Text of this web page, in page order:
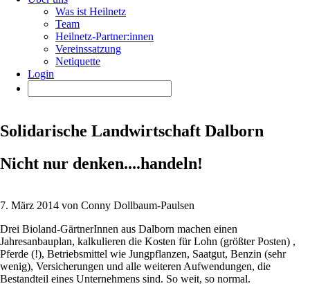
Was ist Heilnetz
Team
Heilnetz-Partner:innen
Vereinssatzung
Netiquette
Login
Solidarische Landwirtschaft Dalborn
Nicht nur denken....handeln!
7. März 2014 von Conny Dollbaum-Paulsen
Drei Bioland-GärtnerInnen aus Dalborn machen einen
Jahresanbauplan, kalkulieren die Kosten für Lohn (größter Posten) ,
Pferde (!), Betriebsmittel wie Jungpflanzen, Saatgut, Benzin (sehr
wenig), Versicherungen und alle weiteren Aufwendungen, die
Bestandteil eines Unternehmens sind. So weit, so normal.